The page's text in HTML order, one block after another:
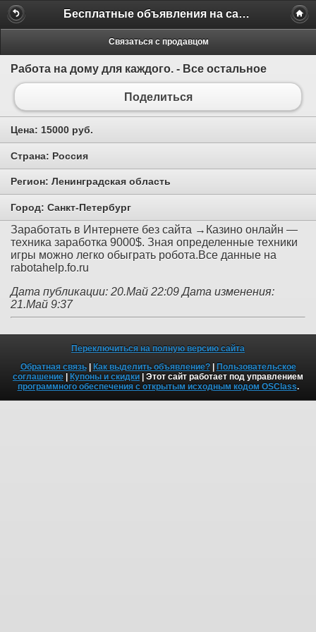
Бесплатные объявления на сайте MILAMO.ru
Связаться с продавцом
Работа на дому для каждого. - Все остальное
Поделиться
Цена: 15000 руб.
Страна: Россия
Регион: Ленинградская область
Город: Санкт-Петербург
Заработать в Интернете без сайта →Казино онлайн —
техника заработка 9000$. Зная определенные техники
игры можно легко обыграть робота.Все данные на
rabotahelp.fo.ru
Дата публикации: 20.Май 22:09 Дата изменения:
21.Май 9:37
Переключиться на полную версию сайта
Обратная связь| Как выделить объявление?| Пользовательское
соглашение | Купоны и скидки | Этот сайт работает под управлением
программного обеспечения с открытым исходным кодом OSClass.